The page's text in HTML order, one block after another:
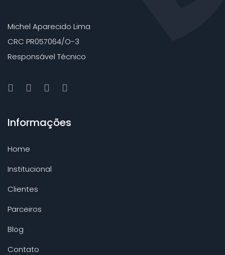
Michel Aparecido Lima
CRC PR057064/O-3
Responsável Técnico
Informações
Home
Institucional
Clientes
Parceiros
Blog
Contato